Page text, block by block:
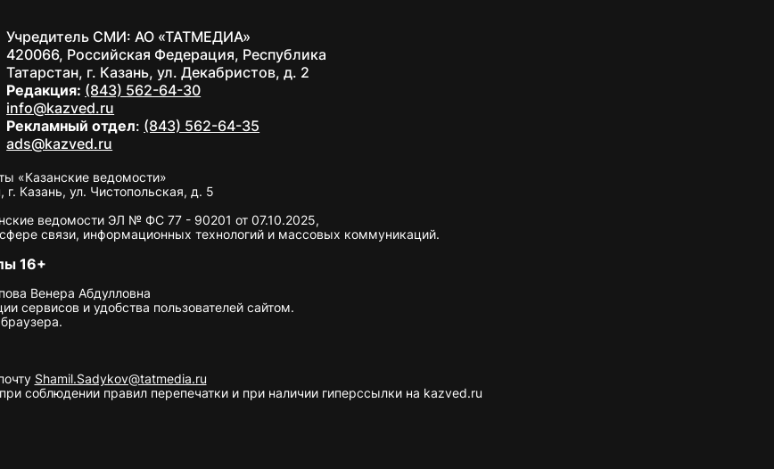
Учредитель СМИ: АО «ТАТМЕДИА»
420066, Российская Федерация, Республика
Татарстан, г. Казань, ул. Декабристов, д. 2
Редакция: (843) 562-64-30
info@kazved.ru
Рекламный отдел: (843) 562-64-35
ads@kazved.ru
«Казанские ведомости»
Казань, ул. Чистопольская, д. 5
ведомости ЭЛ № ФС 77 - 90201 от 07.10.2025,
связи, информационных технологий и массовых коммуникаций.
16+
Венера Абдулловна
сервисов и удобства пользователей сайтом.
Shamil.Sadykov@tatmedia.ru
соблюдении правил перепечатки и при наличии гиперссылки на kazved.ru